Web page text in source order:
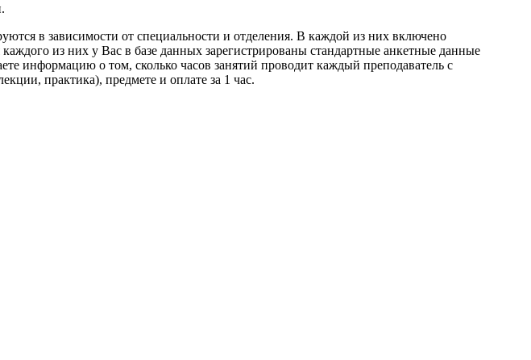
в зависимости от специальности и отделения. В каждой из них включено
из них у Вас в базе данных зарегистрированы стандартные анкетные данные
информацию о том, сколько часов занятий проводит каждый преподаватель с
практика), предмете и оплате за 1 час.